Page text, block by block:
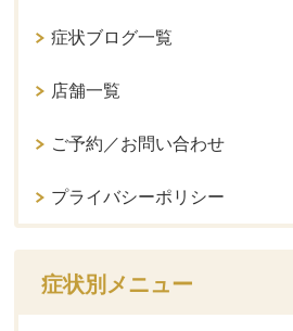
症状ブログ一覧
店舗一覧
ご予約／お問い合わせ
プライバシーポリシー
症状別メニュー